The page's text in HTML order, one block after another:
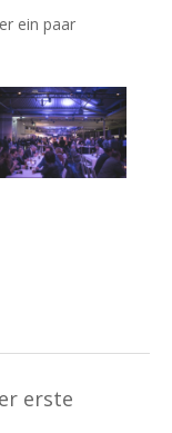
ein paar
erste